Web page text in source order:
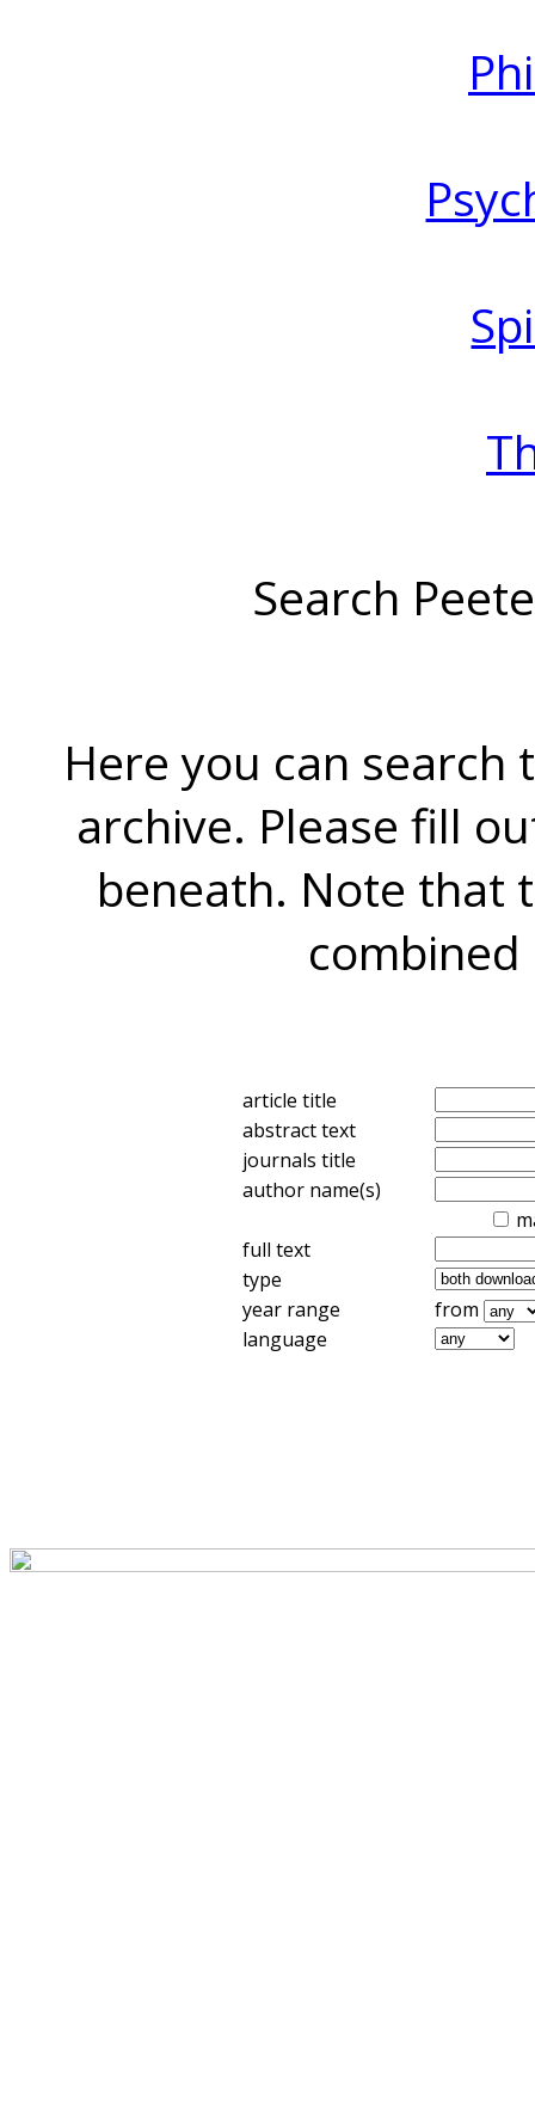
Search
Here you can search
archive. Please fill
beneath. Note that
combined
article title
abstract text
journals title
author name(s)
full text
type
year range
from
language